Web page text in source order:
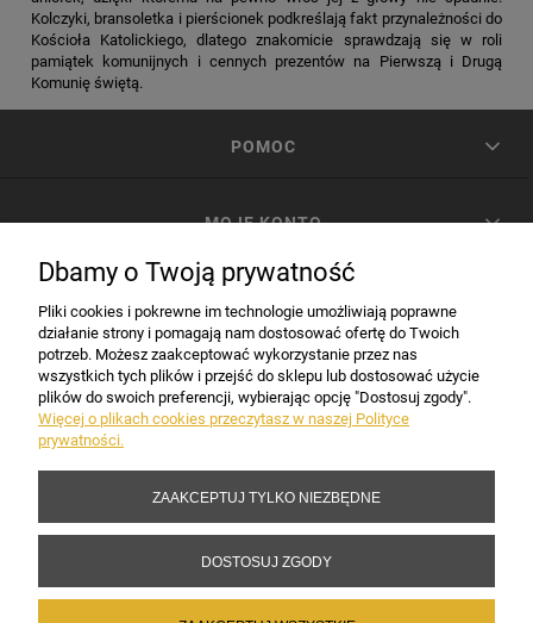
Kolczyki, bransoletka i pierścionek podkreślają fakt przynależności do
Kościoła Katolickiego, dlatego znakomicie sprawdzają się w roli
pamiątek komunijnych i cennych prezentów na Pierwszą i Drugą
Komunię świętą.
POMOC
MOJE KONTO
INFORMACJE
Copyright 2017-2026 Sakramento.pl
Dbamy o Twoją prywatność
Pliki cookies i pokrewne im technologie umożliwiają poprawne
działanie strony i pomagają nam dostosować ofertę do Twoich
potrzeb. Możesz zaakceptować wykorzystanie przez nas
wszystkich tych plików i przejść do sklepu lub dostosować użycie
plików do swoich preferencji, wybierając opcję "Dostosuj zgody".
Więcej o plikach cookies przeczytasz w naszej Polityce
prywatności.
ZAAKCEPTUJ TYLKO NIEZBĘDNE
DOSTOSUJ ZGODY